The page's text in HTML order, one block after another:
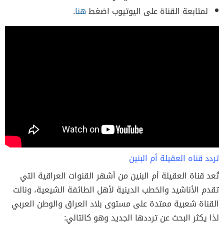
لمتابعة القناة على اليوتيوب اضغطهنا.
تردد قناه العقيلة أم البنين
تُعد قناة العقيلة أم البنين من أشهر القنوات العراقية التي
تقدم الأناشيد والخطب الدينية لأهل الطائفة الشيعية، ونالت
القناة شعبية ممتدة على مستوى بلاد العراق والوطن العربي
لذا يكثر البحث عن ترددها الجديد وهو كالتالي: